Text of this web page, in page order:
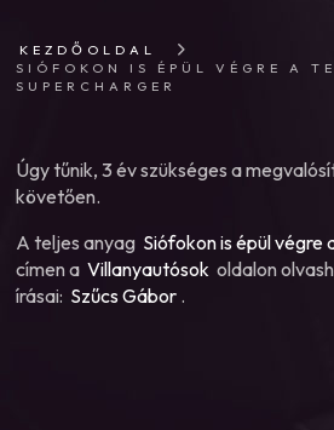
KEZDŐOLDAL
SIÓFOKON IS ÉPÜL VÉGRE A
SUPERCHARGER
Úgy tűnik, 3 év szükséges a
követően.
A teljes anyag Siófokon is épül végre
címen a Villanyautósok oldalon
írásai: Szűcs Gábor .